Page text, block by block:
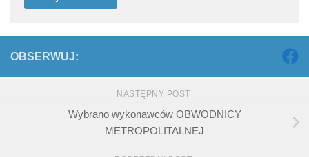
OBSERWUJ:
NASTĘPNY POST
Wybrano wykonawców OBWODNICY
METROPOLITALNEJ